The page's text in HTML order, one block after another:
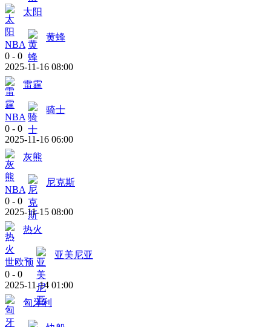
太阳
NBA
黄蜂
0 - 0
2025-11-16 08:00
雷霆
NBA
骑士
0 - 0
2025-11-16 06:00
灰熊
NBA
尼克斯
0 - 0
2025-11-15 08:00
热火
世欧预
亚美尼亚
0 - 0
2025-11-14 01:00
匈牙利